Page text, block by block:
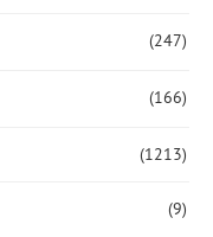
(247)
(166)
(1213)
(9)